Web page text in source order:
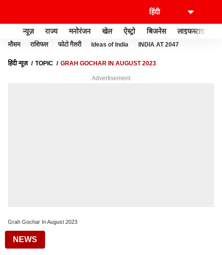
न्यूज़ राज्य मनोरंजन खेल ऐस्ट्रो बिजनेस लाइफस्टाइल
मौसम राशिफल फोटो गैलरी Ideas of India INDIA AT 2047
हिंदी न्यूज़ TOPIC GRAH GOCHAR IN AUGUST 2023
Advertisement
Grah Gochar In August 2023
NEWS